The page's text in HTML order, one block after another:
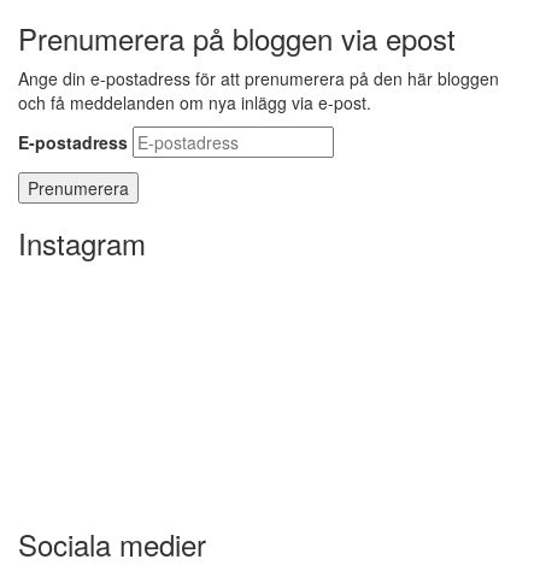
Prenumerera på bloggen via epost
Ange din e-postadress för att prenumerera på den här bloggen
och få meddelanden om nya inlägg via e-post.
E-postadress
Instagram
Sociala medier